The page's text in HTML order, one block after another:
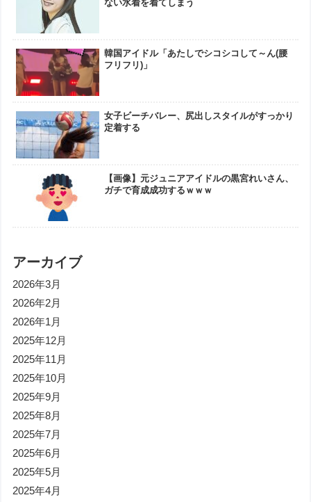
ない水着を着てしまう
韓国アイドル「あたしでシコシコして～ん(腰
フリフリ)」
女子ビーチバレー、尻出しスタイルがすっかり
定着する
【画像】元ジュニアアイドルの黒宮れいさん、
ガチで育成成功するｗｗｗ
アーカイブ
2026年3月
2026年2月
2026年1月
2025年12月
2025年11月
2025年10月
2025年9月
2025年8月
2025年7月
2025年6月
2025年5月
2025年4月